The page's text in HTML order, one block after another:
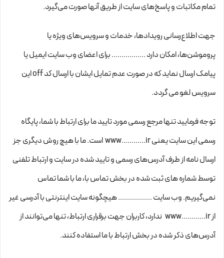
تمام مکاتبات و پاسخ‌های سایت از طریق آنها صورت می‌گیرد.
جهت اطلاع‌رسانی رویدادها، خدمات و سرویس‌های ویژه یا
پروموشن‌ها، امکان دارد ................. برای اعضای وب سایت ایمیل یا
پیامک ارسال نماید که در صورت عدم تمایل ایشان با ارسال کد off این
سرویس لغو می گردد.
توجه فرمایید تنها مرجع رسمی مورد تایید ما برای ارتباط با شما، پایگاه
رسمی این سایت یعنی www............ir است. ما با هیچ روش دیگری جز
ارسال نامه از طرف آدرس‏‌های رسمی و تایید شده در سایت و ارتباط تلفنی
توسط شماره های ثبت شده در بخش تماس با، ما با شما تماس
نمی‌‏گیریم. وب سایت ................. هیچگونه سایت اینترنتی با آدرسی غیر
از www............ir ندارد، کاربران جهت برقراری ارتباط، تنها می‏‌توانند از
آدرس‌‏های ذکر شده در بخش ارتباط با ما استفاده کنند.